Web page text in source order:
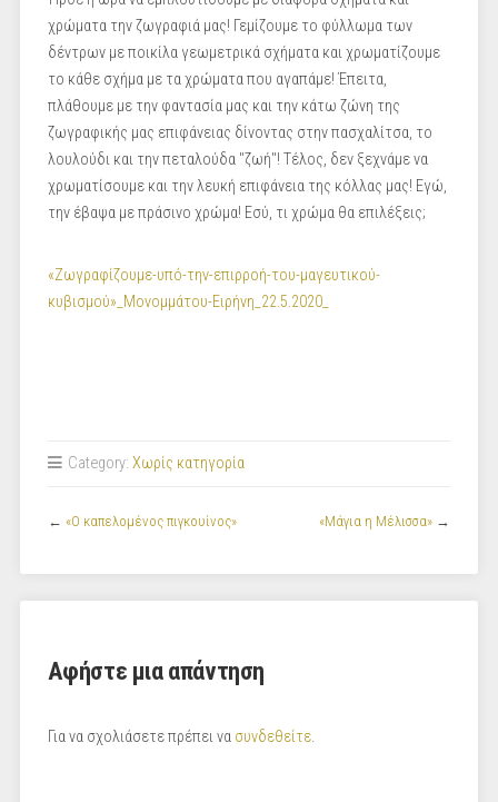
χρώματα την ζωγραφιά μας! Γεμίζουμε το φύλλωμα των
δέντρων με ποικίλα γεωμετρικά σχήματα και χρωματίζουμε
το κάθε σχήμα με τα χρώματα που αγαπάμε! Έπειτα,
πλάθουμε με την φαντασία μας και την κάτω ζώνη της
ζωγραφικής μας επιφάνειας δίνοντας στην πασχαλίτσα, το
λουλούδι και την πεταλούδα "ζωή"! Τέλος, δεν ξεχνάμε να
χρωματίσουμε και την λευκή επιφάνεια της κόλλας μας! Εγώ,
την έβαψα με πράσινο χρώμα! Εσύ, τι χρώμα θα επιλέξεις;
«Ζωγραφίζουμε-υπό-την-επιρροή-του-μαγευτικού-
κυβισμού»_Μονομμάτου-Ειρήνη_22.5.2020_
Category: Χωρίς κατηγορία
← «O καπελομένος πιγκουίνος» «Μάγια η Μέλισσα» →
Αφήστε μια απάντηση
Για να σχολιάσετε πρέπει να συνδεθείτε.